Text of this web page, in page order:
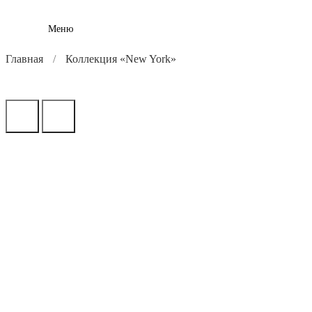
Меню
Главная Коллекция «New York»